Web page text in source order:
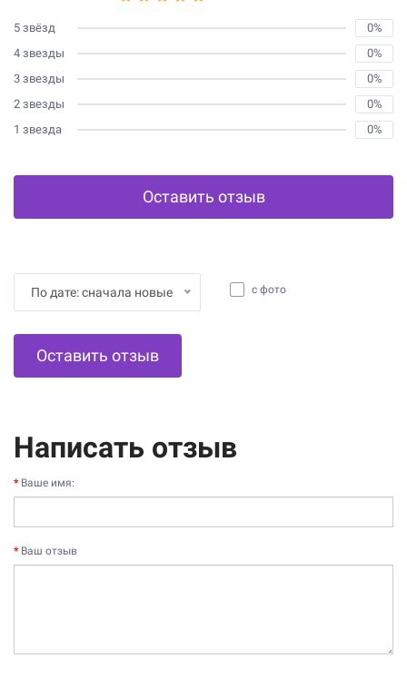
5 звёзд
0%
4 звезды
0%
3 звезды
0%
2 звезды
0%
1 звезда
0%
Оставить отзыв
По дате: сначала новые с фото
Оставить отзыв
Написать отзыв
Ваше имя:
Ваш отзыв